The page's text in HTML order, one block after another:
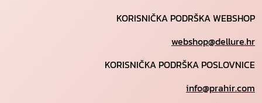
KORISNIČKA PODRŠKA WEBSHOP
webshop@dellure.hr
KORISNIČKA PODRŠKA POSLOVNICE
info@prahir.com